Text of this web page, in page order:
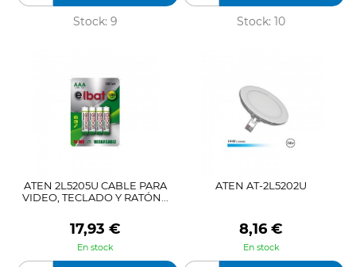
Stock: 9 Stock: 10
ATEN 2L5205U CABLE PARA
VIDEO, TECLADO Y RATÓN...
Precio
17,93 €
En stock
ATEN AT-2L5202U
Precio
8,16 €
En stock